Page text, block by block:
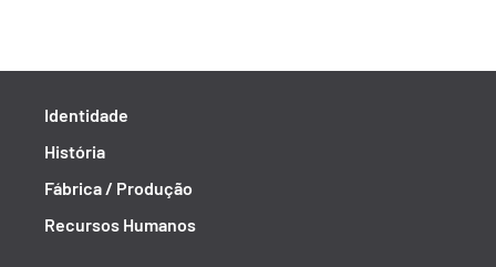
Identidade
História
Fábrica / Produção
Recursos Humanos